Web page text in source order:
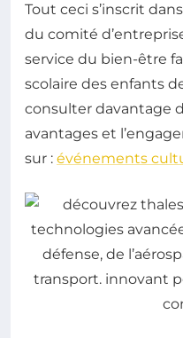
Tout ceci s’inscrit
du comité
service du bien-être
scolaire des enfants
consulter davantage
avantages et
sur : événements